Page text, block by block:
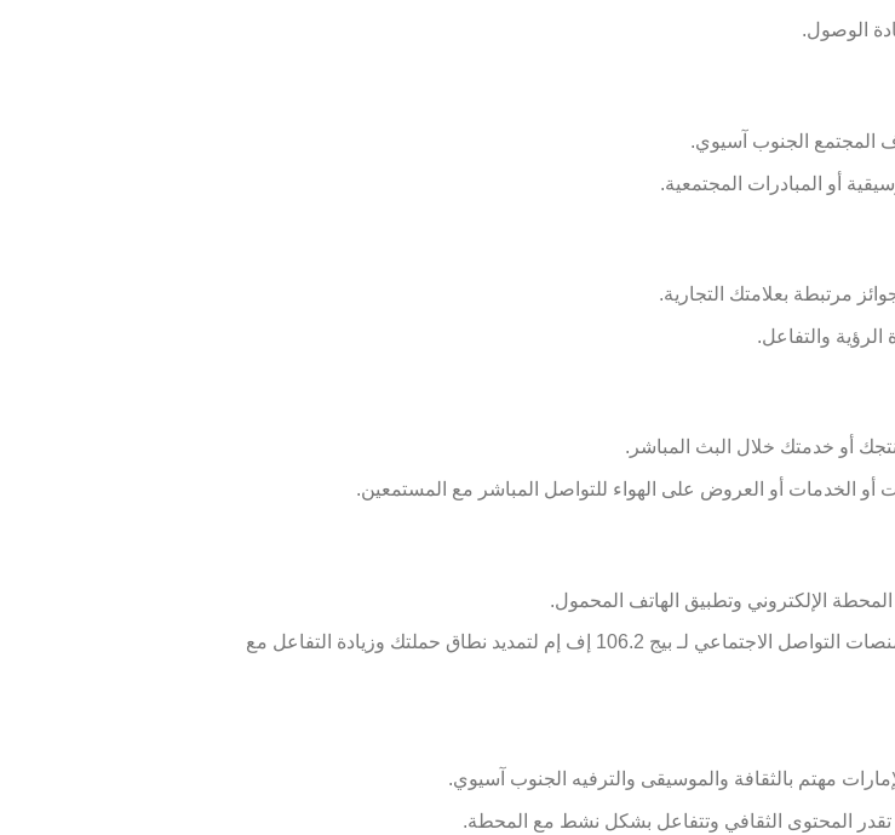
الوصول.
المجتمع الجنوب آسيوي.
أو المبادرات المجتمعية.
مرتبطة بعلامتك التجارية.
الرؤية والتفاعل.
أو خدمتك خلال البث المباشر.
أو الخدمات أو العروض على الهواء للتواصل المباشر مع المستمعين.
المحطة الإلكتروني وتطبيق الهاتف المحمول.
العروض الترويجية على وسائل التواصل الاجتماعي: الاستفادة من منصات التواصل الاجتماعي لـ بيج 106.2 إف إم لتمديد نطاق حملتك وزيادة التفاعل مع
مهتم بالثقافة والموسيقى والترفيه الجنوب آسيوي.
المحتوى الثقافي وتتفاعل بشكل نشط مع المحطة.